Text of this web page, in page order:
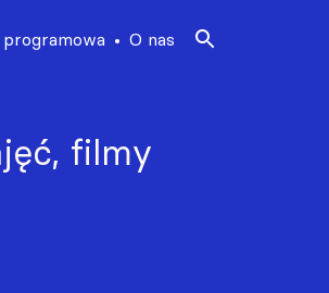
filmy
O nas